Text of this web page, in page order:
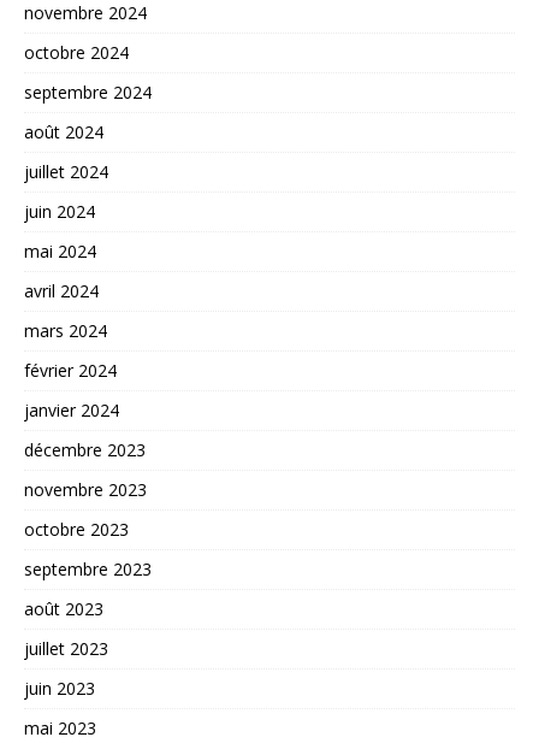
novembre 2024
octobre 2024
septembre 2024
août 2024
juillet 2024
juin 2024
mai 2024
avril 2024
mars 2024
février 2024
janvier 2024
décembre 2023
novembre 2023
octobre 2023
septembre 2023
août 2023
juillet 2023
juin 2023
mai 2023